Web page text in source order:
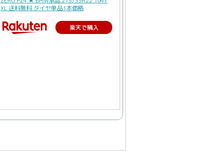
XL 送料無料 タイヤ単品1本価格
楽天で購入